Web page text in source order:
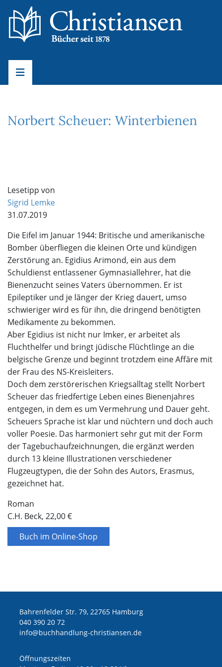
Norbert Scheuer: Winterbienen
Lesetipp von
Sigrid Lemke
31.07.2019
Die Eifel im Januar 1944: Britische und amerikanische
Bomber überfliegen die kleinen Orte und kündigen
Zerstörung an. Egidius Arimond, ein aus dem
Schuldienst entlassener Gymnasiallehrer, hat die
Bienenzucht seines Vaters übernommen. Er ist
Epileptiker und je länger der Krieg dauert, umso
schwieriger wird es für ihn, die dringend benötigten
Medikamente zu bekommen.
Aber Egidius ist nicht nur Imker, er arbeitet als
Fluchthelfer und bringt jüdische Flüchtlinge an die
belgische Grenze und beginnt trotzdem eine Affäre mit
der Frau des NS-Kreisleiters.
Doch dem zerstörerischen Kriegsalltag stellt Norbert
Scheuer das friedfertige Leben eines Bienenjahres
entgegen, in dem es um Vermehrung und Dauer geht.
Scheuers Sprache ist klar und nüchtern und doch auch
voller Poesie. Das harmoniert sehr gut mit der Form
der Tagebuchaufzeichnungen, die ergänzt werden
durch 13 kleine Illustrationen verschiedener
Flugzeugtypen, die der Sohn des Autors, Erasmus,
gezeichnet hat.
Roman
C.H. Beck, 22,00 €
Buch im Online-Shop
Bahrenfelder Str. 79, 22765 Hamburg
040 390 20 72
ed.nesnaitsirhc-gnuldnahhcub@ofni
Öffnungszeiten